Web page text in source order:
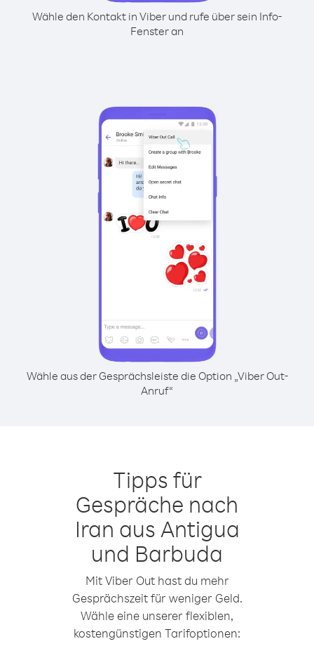
Wähle den Kontakt in Viber und rufe über sein Info-
Fenster an
Wähle aus der Gesprächsleiste die Option „Viber Out-
Anruf“
Tipps für
Gespräche nach
Iran aus Antigua
und Barbuda
Mit Viber Out hast du mehr
Gesprächszeit für weniger Geld.
Wähle eine unserer flexiblen,
kostengünstigen Tarifoptionen: